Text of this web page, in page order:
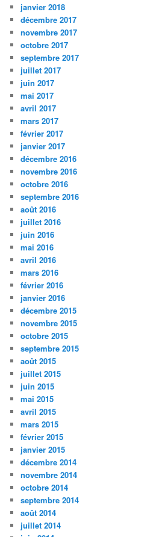
janvier 2018
décembre 2017
novembre 2017
octobre 2017
septembre 2017
juillet 2017
juin 2017
mai 2017
avril 2017
mars 2017
février 2017
janvier 2017
décembre 2016
novembre 2016
octobre 2016
septembre 2016
août 2016
juillet 2016
juin 2016
mai 2016
avril 2016
mars 2016
février 2016
janvier 2016
décembre 2015
novembre 2015
octobre 2015
septembre 2015
août 2015
juillet 2015
juin 2015
mai 2015
avril 2015
mars 2015
février 2015
janvier 2015
décembre 2014
novembre 2014
octobre 2014
septembre 2014
août 2014
juillet 2014